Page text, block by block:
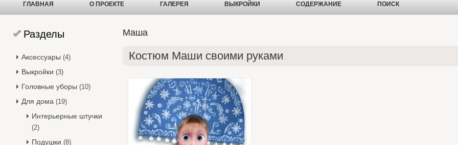
ГЛАВНАЯ О ПРОЕКТЕ ГАЛЕРЕЯ ВЫКРОЙКИ СОДЕРЖАНИЕ ПОИСК
Разделы
Аксессуары (4)
Выкройки (3)
Головные уборы (10)
Для дома (19)
Интерьерные штучки
(2)
Подушки (8)
Маша
Костюм Маши своими руками